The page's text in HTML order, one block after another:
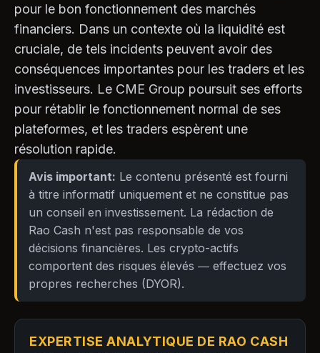
pour le bon fonctionnement des marchés
financiers. Dans un contexte où la liquidité est
cruciale, de tels incidents peuvent avoir des
conséquences importantes pour les traders et les
investisseurs. Le CME Group poursuit ses efforts
pour rétablir le fonctionnement normal de ses
plateformes, et les traders espèrent une
résolution rapide.
Avis important: Le contenu présenté est fourni
à titre informatif uniquement et ne constitue pas
un conseil en investissement. La rédaction de
Rao Cash n'est pas responsable de vos
décisions financières. Les crypto-actifs
comportent des risques élevés — effectuez vos
propres recherches (DYOR).
EXPERTISE ANALYTIQUE DE RAO CASH